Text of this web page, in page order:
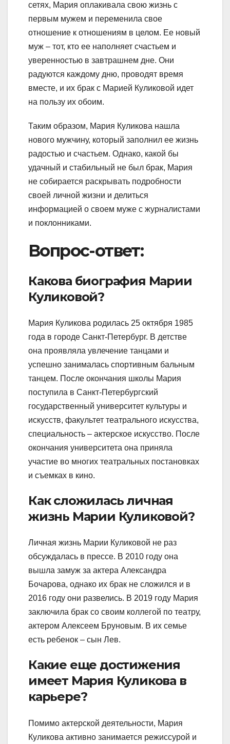
сетях, Мария оплакивала свою жизнь с
первым мужем и переменила свое
отношение к отношениям в целом. Ее новый
муж – тот, кто ее наполняет счастьем и
уверенностью в завтрашнем дне. Они
радуются каждому дню, проводят время
вместе, и их брак с Марией Куликовой идет
на пользу их обоим.
Таким образом, Мария Куликова нашла
нового мужчину, который заполнил ее жизнь
радостью и счастьем. Однако, какой бы
удачный и стабильный не был брак, Мария
не собирается раскрывать подробности
своей личной жизни и делиться
информацией о своем муже с журналистами
и поклонниками.
Вопрос-ответ:
Какова биография Марии
Куликовой?
Мария Куликова родилась 25 октября 1985
года в городе Санкт-Петербург. В детстве
она проявляла увлечение танцами и
успешно занималась спортивным бальным
танцем. После окончания школы Мария
поступила в Санкт-Петербургский
государственный университет культуры и
искусств, факультет театрального искусства,
специальность – актерское искусство. После
окончания университета она приняла
участие во многих театральных постановках
и съемках в кино.
Как сложилась личная
жизнь Марии Куликовой?
Личная жизнь Марии Куликовой не раз
обсуждалась в прессе. В 2010 году она
вышла замуж за актера Александра
Бочарова, однако их брак не сложился и в
2016 году они развелись. В 2019 году Мария
заключила брак со своим коллегой по театру,
актером Алексеем Бруновым. В их семье
есть ребенок – сын Лев.
Какие еще достижения
имеет Мария Куликова в
карьере?
Помимо актерской деятельности, Мария
Куликова активно занимается режиссурой и